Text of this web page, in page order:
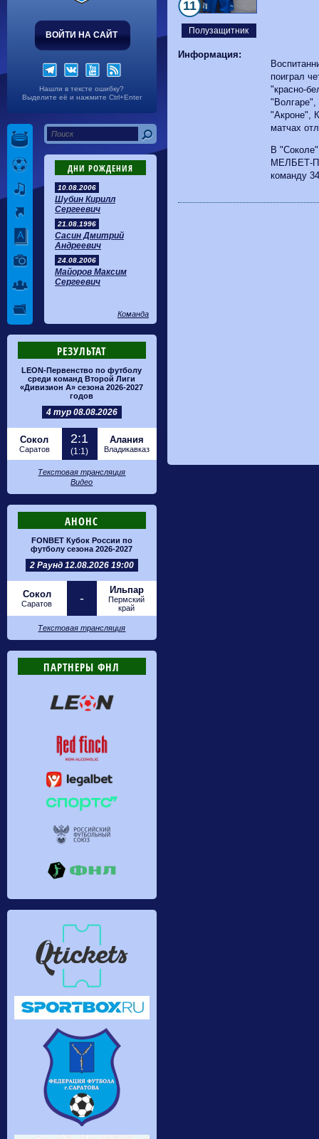
ВОЙТИ НА САЙТ
Нашли в тексте ошибку?
Выделите её и нажмите Ctrl+Enter
ДНИ РОЖДЕНИЯ
10.08.2006
Шубин Кирилл
Сергеевич
21.08.1996
Сасин Дмитрий
Андреевич
24.08.2006
Майоров Максим
Сергеевич
Команда
РЕЗУЛЬТАТ
LEON-Первенство по футболу
среди команд Второй Лиги
«Дивизион А» сезона 2026-2027
годов
4 тур 08.08.2026
Сокол
Саратов
2:1
(1:1)
Алания
Владикавказ
Текстовая трансляция
Видео
АНОНС
FONBET Кубок России по
футболу сезона 2026-2027
2 Раунд 12.08.2026 19:00
Сокол
Саратов -
Ильпар
Пермский
край
Текстовая трансляция
ПАРТНЕРЫ ФНЛ
Полузащитник
11
Информация:
поиграл
"красно-
"Акроне",
матчах
В
МЕЛБЕТ-
команду
Калуга
0-1 Сибирь